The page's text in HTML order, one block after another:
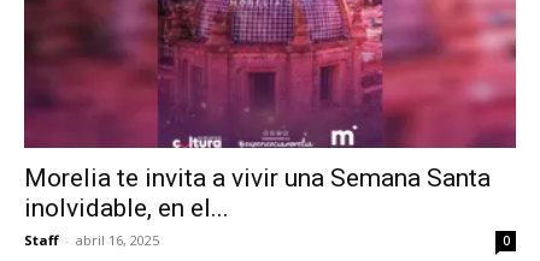
Morelia te invita a vivir una Semana Santa
inolvidable, en el...
Staff - abril 16, 2025 0